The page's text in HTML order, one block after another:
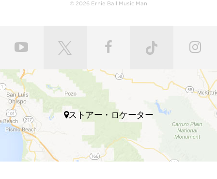
© 2026 Ernie Ball Music Man
ストアー・ロケーター